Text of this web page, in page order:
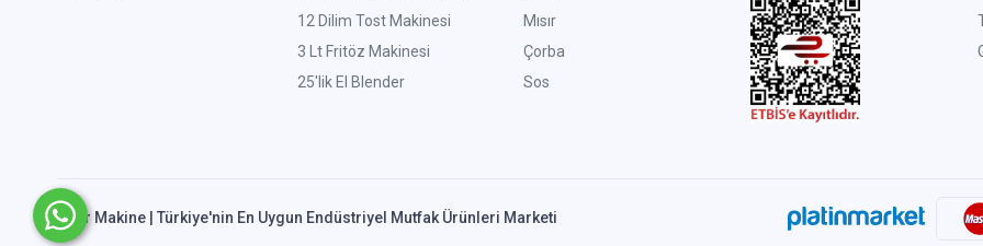
12 Dilim Tost Makinesi
3 Lt Fritöz Makinesi
25'lik El Blender
Mısır
Çorba
Sos
Emir Makine | Türkiye'nin En Uygun Endüstriyel Mutfak Ürünleri Marketi